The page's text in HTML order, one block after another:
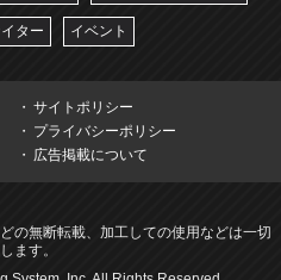
ター イベント
サイトポリシー
プライバシーポリシー
広告掲載について
の無断転載、加工しての使用などは一切
ます。